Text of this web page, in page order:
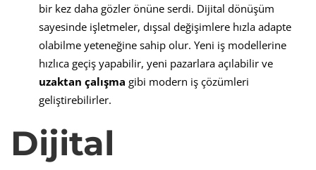
bir kez daha gözler önüne serdi. Dijital dönüşüm
sayesinde işletmeler, dışsal değişimlere hızla adapte
olabilme yeteneğine sahip olur. Yeni iş modellerine
hızlıca geçiş yapabilir, yeni pazarlara açılabilir ve
uzaktan çalışma gibi modern iş çözümleri
geliştirebilirler.
Dijital